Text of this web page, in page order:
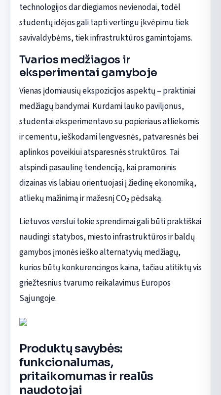
technologijos dar diegiamos nevienodai, todėl
studentų idėjos gali tapti vertingu įkvėpimu tiek
savivaldybėms, tiek infrastruktūros gamintojams.
Tvarios medžiagos ir
eksperimentai gamyboje
Vienas įdomiausių ekspozicijos aspektų – praktiniai
medžiagų bandymai. Kurdami lauko paviljonus,
studentai eksperimentavo su popieriaus atliekomis
ir cementu, ieškodami lengvesnės, patvaresnės bei
aplinkos poveikiui atsparesnės struktūros. Tai
atspindi pasaulinę tendenciją, kai pramoninis
dizainas vis labiau orientuojasi į žiedinę ekonomiką,
atliekų mažinimą ir mažesnį CO₂ pėdsaką.
Lietuvos verslui tokie sprendimai gali būti praktiškai
naudingi: statybos, miesto infrastruktūros ir baldų
gamybos įmonės ieško alternatyvių medžiagų,
kurios būtų konkurencingos kaina, tačiau atitiktų vis
griežtesnius tvarumo reikalavimus Europos
Sąjungoje.
Produktų savybės:
funkcionalumas,
pritaikomumas ir realūs
naudotojai